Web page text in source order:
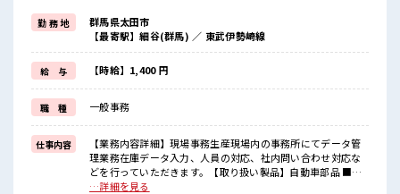
基本的に髪色自由で明るすぎたり奇抜でなければOKです！
(規定有)≪ラクラク制服アリ≫
制服があるので、
毎日の服装の悩み解消♪
≪未経験OKの仕事≫
新しいことにチャレンジするのは不安だけど、
しっかり働く環境が整っています！
イチからスキルUP・ステップUP目指していきましょう！
≪自分に向いている仕事が探せる≫
困った事などがあれば、
担当がしっかりサポートします！
■職場の雰囲気
勤 務 地
群馬県太田市
【最寄駅】細谷(群馬) ／ 東武伊勢崎線
給 与 【時給】1,400 円
職 種 一般事務
仕事内容
【業務内容詳細】現場事務生産現場内の事務所にてデータ管
理業務在庫データ入力、人員の対応、社内問い合わせ対応な
どを行っていただきます。【取り扱い製品】自動車部品 ■お
仕事PR ≪無理なく働ける≫ 場合によってはお願いすることも
…詳細を見る